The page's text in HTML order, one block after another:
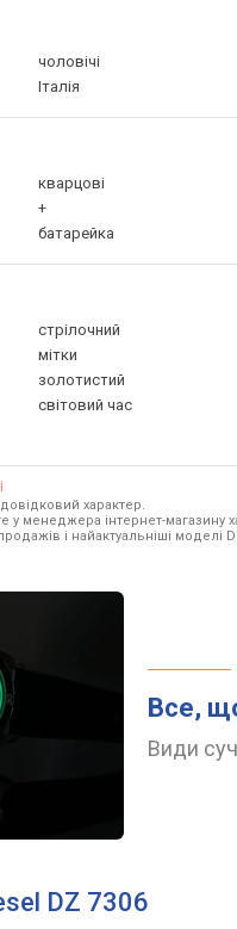
чоловічі
Італія
кварцові
+
батарейка
стрілочний
мітки
золотистий
світовий час
характер.
менеджера інтернет-магазину
і найактуальніші моделі
Все,
Види
DZ 7306